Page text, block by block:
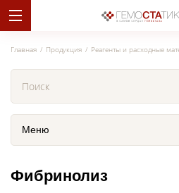
Главная Продукция Реагенты и расходные
Меню
Фибринолиз